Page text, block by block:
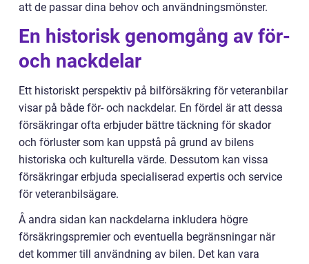
att de passar dina behov och användningsmönster.
En historisk genomgång av för-
och nackdelar
Ett historiskt perspektiv på bilförsäkring för veteranbilar
visar på både för- och nackdelar. En fördel är att dessa
försäkringar ofta erbjuder bättre täckning för skador
och förluster som kan uppstå på grund av bilens
historiska och kulturella värde. Dessutom kan vissa
försäkringar erbjuda specialiserad expertis och service
för veteranbilsägare.
Å andra sidan kan nackdelarna inkludera högre
försäkringspremier och eventuella begränsningar när
det kommer till användning av bilen. Det kan vara